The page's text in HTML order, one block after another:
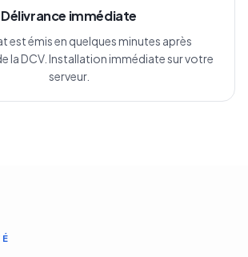
Délivrance immédiate
est émis en quelques minutes après
la DCV. Installation immédiate sur votre
serveur.